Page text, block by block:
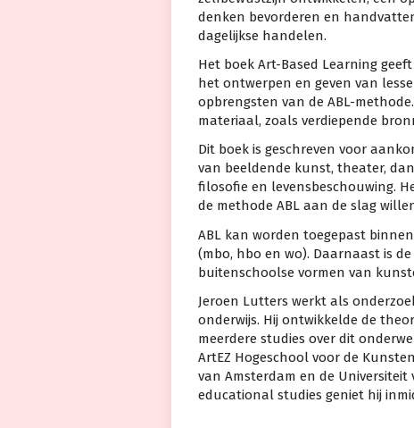
denken bevorderen en
dagelijkse handelen.
Het boek Art-Based Learning
het ontwerpen en geven van
opbrengsten van de ABL-
materiaal, zoals verdiepende
Dit boek is geschreven voor
van beeldende kunst, theater,
filosofie en levensbeschouwing.
de methode ABL aan de slag
ABL kan worden toegepast
(mbo, hbo en wo). Daarnaast is
buitenschoolse vormen van
Jeroen Lutters werkt als
onderwijs. Hij ontwikkelde de
meerdere studies over dit
ArtEZ Hogeschool voor de
van Amsterdam en de
educational studies geniet hij